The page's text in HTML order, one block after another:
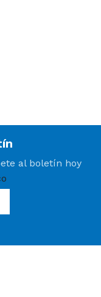
al boletín hoy